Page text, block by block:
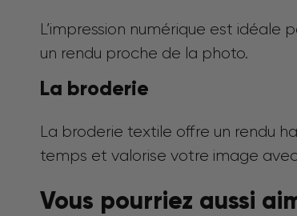
L’impression numérique est
un rendu proche de la photo.
La broderie
La broderie textile offre un rendu
temps et valorise votre image
Vous pourriez aussi